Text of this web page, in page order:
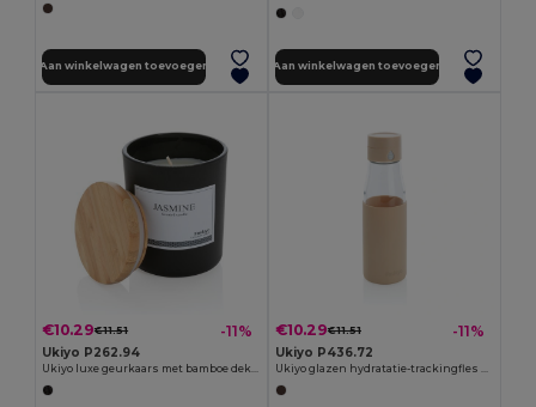
Aan winkelwagen toevoegen Aan winkelwagen toevoegen
€10.29€11.51 -11%
Ukiyo P262.94
Ukiyo luxe geurkaars met bamboe deksel
€10.29€11.51 -11%
Ukiyo P436.72
Ukiyo glazen hydratatie-trackingfles met sleeve